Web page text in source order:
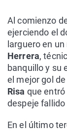
Al comienzo
ejerciendo el
larguero en
Herrera,
banquillo y su
el mejor gol
Risa que
despeje
En el último